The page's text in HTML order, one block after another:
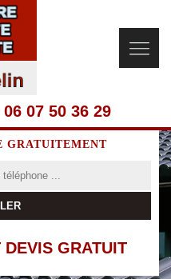
06 07 50 36 29
GRATUITEMENT
GRATUIT